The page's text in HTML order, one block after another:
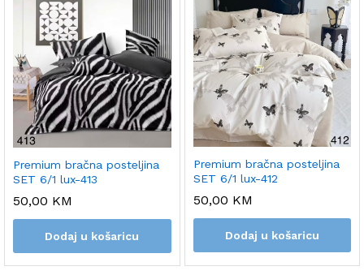
Premium bračna posteljina
SET 6/1 lux-413
50,00 KM
Dodaj u košaricu
Premium bračna posteljina
SET 6/1 lux-412
50,00 KM
Dodaj u košaricu